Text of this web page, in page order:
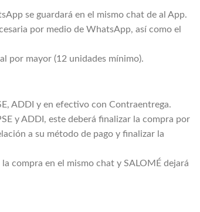
se guardará en el mismo chat de al App.
por medio de WhatsApp, así como el
por mayor (12 unidades mínimo).
ADDI y en efectivo con Contraentrega.
y ADDI, este deberá finalizar la compra por
a su método de pago y finalizar la
compra en el mismo chat y SALOMÉ dejará